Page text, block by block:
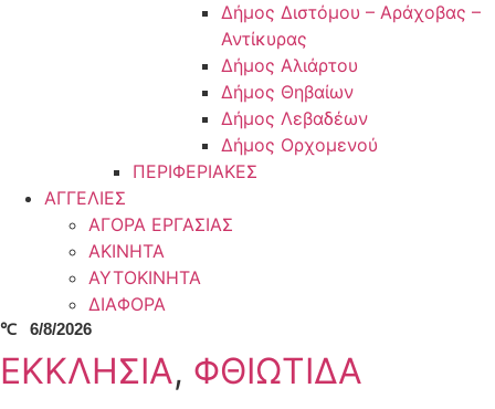
Δήμος Διστόμου – Αράχοβας –
Αντίκυρας
Δήμος Αλιάρτου
Δήμος Θηβαίων
Δήμος Λεβαδέων
Δήμος Ορχομενού
ΠΕΡΙΦΕΡΙΑΚΕΣ
ΑΓΓΕΛΙΕΣ
ΑΓΟΡΑ ΕΡΓΑΣΙΑΣ
ΑΚΙΝΗΤΑ
ΑΥΤΟΚΙΝΗΤΑ
ΔΙΑΦΟΡΑ
℃ 6/8/2026
ΕΚΚΛΗΣΙΑ, ΦΘΙΩΤΙΔΑ